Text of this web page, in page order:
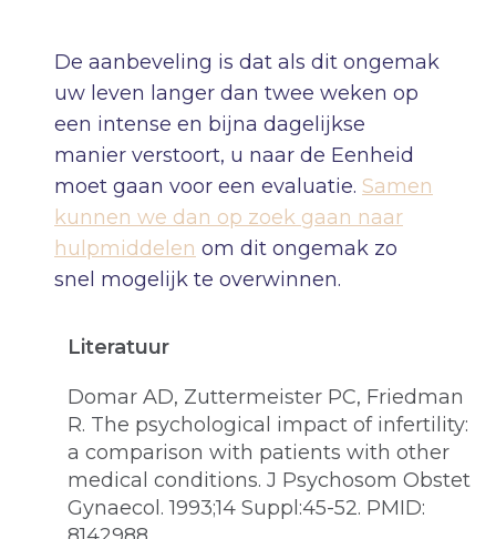
De aanbeveling is dat als dit ongemak
uw leven langer dan twee weken op
een intense en bijna dagelijkse
manier verstoort, u naar de Eenheid
moet gaan voor een evaluatie. Samen
kunnen we dan op zoek gaan naar
hulpmiddelen om dit ongemak zo
snel mogelijk te overwinnen.
Literatuur
Domar AD, Zuttermeister PC, Friedman
R. The psychological impact of infertility:
a comparison with patients with other
medical conditions. J Psychosom Obstet
Gynaecol. 1993;14 Suppl:45-52. PMID: